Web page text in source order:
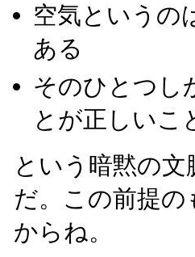
空気というの
ある
そのひとつし
とが正しいこ
という暗黙の
だ。この前提
からね。